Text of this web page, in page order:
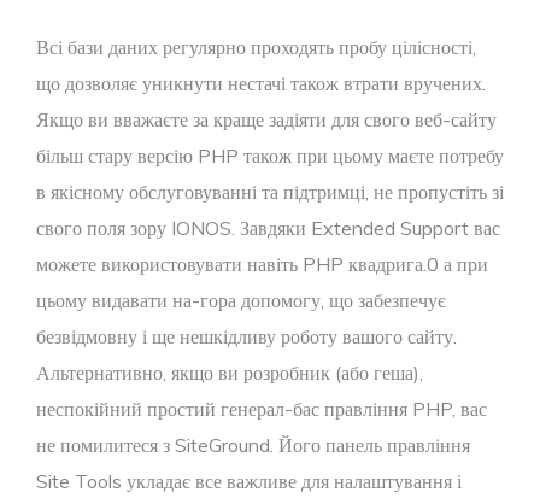
Всі бази даних регулярно проходять пробу цілісності,
що дозволяє уникнути нестачі також втрати вручених.
Якщо ви вважаєте за краще задіяти для свого веб-сайту
більш стару версію PHP також при цьому маєте потребу
в якісному обслуговуванні та підтримці, не пропустіть зі
свого поля зору IONOS. Завдяки Extended Support вас
можете використовувати навіть PHP квадрига.0 а при
цьому видавати на-гора допомогу, що забезпечує
безвідмовну і ще нешкідливу роботу вашого сайту.
Альтернативно, якщо ви розробник (або геша),
неспокійний простий генерал-бас правління PHP, вас
не помилитеся з SiteGround. Його панель правління
Site Tools укладає все важливе для налаштування і